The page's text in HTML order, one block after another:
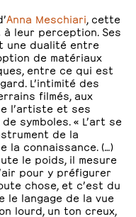
Anna Meschiari , cette
leur perception. Ses
une dualité entre
de matériaux
entre ce qui est
L’intimité des
filmés, aux
l’artiste et ses
symboles. « L’art se
de la
la connaissance. (…)
le poids, il mesure
pour y préfigurer
chose, et c’est du
le langage de la vue
lourd, un ton creux,